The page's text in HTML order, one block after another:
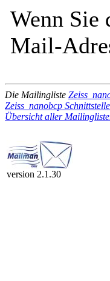
Wenn Sie
Mail-
Die Mailingliste
Zeiss_nanobcp
Übersicht aller
version 2.1.30